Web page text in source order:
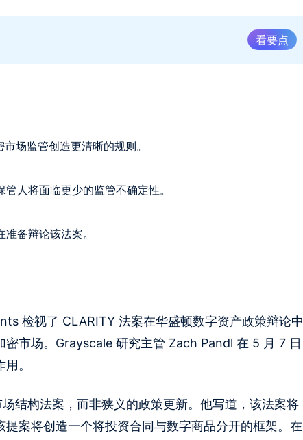
看要点
场监管创造更清晰的规则。
人将面临更少的监管不确定性。
备辩论该法案。
检视了 CLARITY 法案在华盛顿数字资产政策辩论中
市场。Grayscale 研究主管 Zach Pandl 在 5 月 7 日
。
结构法案，而非狭义的政策更新。他写道，该法案将
案将创造一个将投资合同与数字商品分开的框架。在